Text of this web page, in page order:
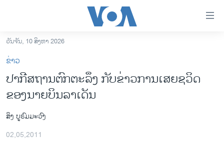
ເຂົ້າ
ຫາ
ຂ້າມ
ຂ້າມ
ຫາ
ຊອກ
ຄົ້ນ
ລາວ
ຂ່າວ​ຈີນ
ໂລກ
ວັນຈັນ, 10 ສິງຫາ 2026
ຂ່າວ
ປາກີສຖານຕົກຕະລຶງ ກັບຂ່າວການເສຍຊວິດ
ຂອງນາຍບິນລາເດັນ
ສິງ ບູຣົມມະວົງ
02,05,2011